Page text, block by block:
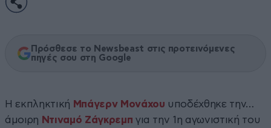
Πρόσθεσε το Newsbeast στις προτεινόμενες
πηγές σου στη Google
Η εκπληκτική Μπάγερν Μονάχου υποδέχθηκε την…
άμοιρη Ντιναμό Ζάγκρεμπ για την 1η αγωνιστική του